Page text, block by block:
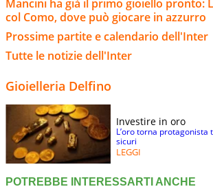
Mancini ha già il primo gioiello pronto:
col Como, dove può giocare in azzurro
Prossime partite e calendario dell'Inter
Tutte le notizie dell'Inter
Gioielleria Delfino
Investire in oro
L’oro torna
sicuri
LEGGI